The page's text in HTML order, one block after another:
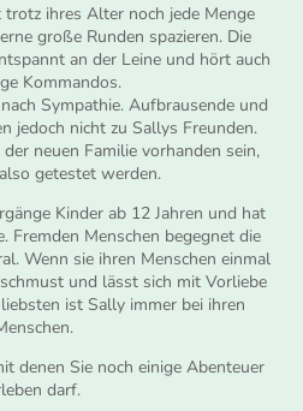
ihres Alter noch jede Menge
große Runden spazieren. Die
an der Leine und hört auch
Kommandos.
Sympathie. Aufbrausende und
jedoch nicht zu Sallys Freunden.
neuen Familie vorhanden sein,
getestet werden.
Kinder ab 12 Jahren und hat
Fremden Menschen begegnet die
Wenn sie ihren Menschen einmal
und lässt sich mit Vorliebe
ist Sally immer bei ihren
denen Sie noch einige Abenteuer
darf.